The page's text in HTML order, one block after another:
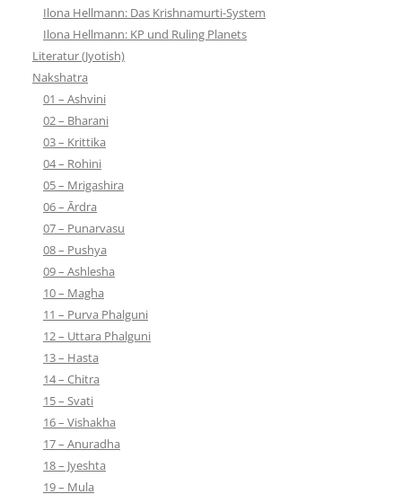
Ilona Hellmann: Das Krishnamurti-System
Ilona Hellmann: KP und Ruling Planets
Literatur (Jyotish)
Nakshatra
01 – Ashvini
02 – Bharani
03 – Krittika
04 – Rohini
05 – Mrigashira
06 – Ārdra
07 – Punarvasu
08 – Pushya
09 – Ashlesha
10 – Magha
11 – Purva Phalguni
12 – Uttara Phalguni
13 – Hasta
14 – Chitra
15 – Svati
16 – Vishakha
17 – Anuradha
18 – Jyeshta
19 – Mula